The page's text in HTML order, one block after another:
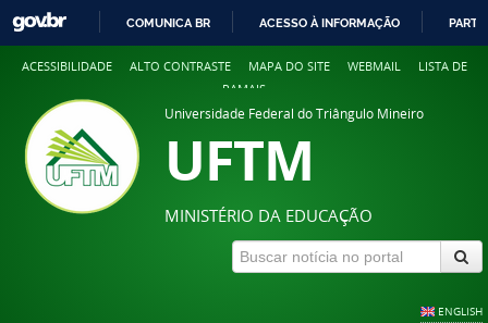
COMUNICA BR ACESSO À INFORMAÇÃO
ACESSIBILIDADE ALTO CONTRASTE MAPA DO SITE WEBMAIL
LISTA DE
RAMAIS
Universidade Federal do Triângulo Mineiro
UFTM
MINISTÉRIO DA EDUCAÇÃO
ENGLISH